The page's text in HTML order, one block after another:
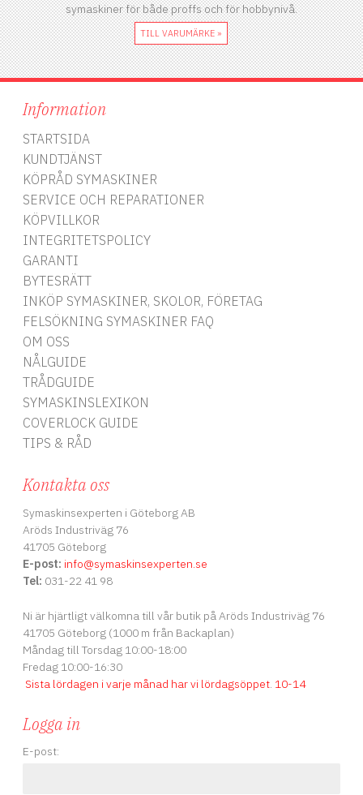
symaskiner för både proffs och för hobbynivå.
TILL VARUMÄRKE »
Information
STARTSIDA
KUNDTJÄNST
KÖPRÅD SYMASKINER
SERVICE OCH REPARATIONER
KÖPVILLKOR
INTEGRITETSPOLICY
GARANTI
BYTESRÄTT
INKÖP SYMASKINER, SKOLOR, FÖRETAG
FELSÖKNING SYMASKINER FAQ
OM OSS
NÅLGUIDE
TRÅDGUIDE
SYMASKINSLEXIKON
COVERLOCK GUIDE
TIPS & RÅD
Kontakta oss
Symaskinsexperten i Göteborg AB
Aröds Industriväg 76
41705 Göteborg
E-post: info@symaskinsexperten.se
Tel: 031-22 41 98
Ni är hjärtligt välkomna till vår butik på Aröds Industriväg 76
41705 Göteborg (1000 m från Backaplan)
Måndag till Torsdag 10:00-18:00
Fredag 10:00-16:30
Sista lördagen i varje månad har vi lördagsöppet. 10-14
Logga in
E-post: